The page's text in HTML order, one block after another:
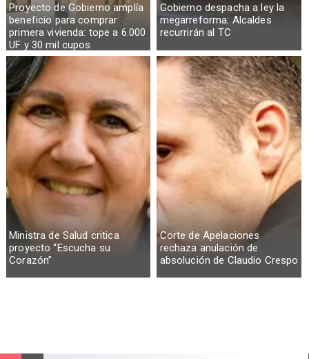
Proyecto de Gobierno amplía
beneficio para comprar
primera vivienda: tope a 6.000
UF y 30 mil cupos
Gobierno despacha a ley la
megarreforma: Alcaldes
recurrirán al TC
Ministra de Salud critica
proyecto “Escucha su
Corazón”
Corte de Apelaciones
rechaza anulación de
absolución de Claudio Crespo